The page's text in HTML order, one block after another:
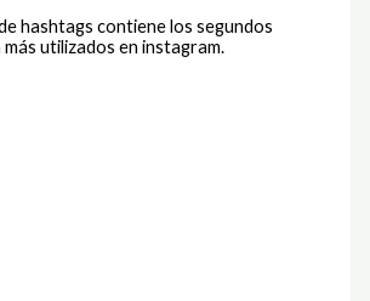
hashtags contiene los segundos
utilizados en instagram.